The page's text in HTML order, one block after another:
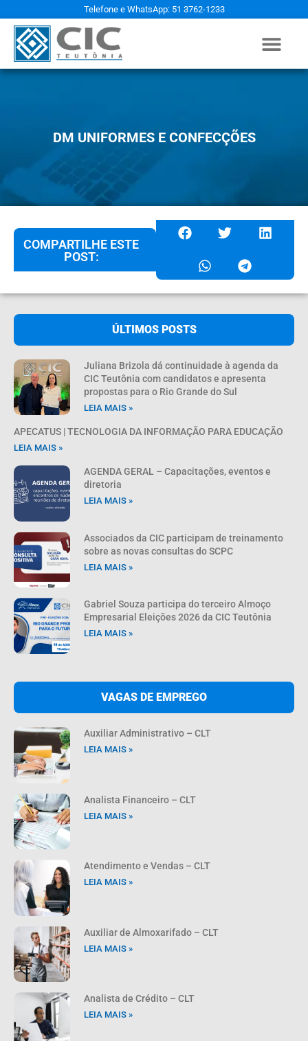
Telefone e WhatsApp: 51 3762-1233
DM UNIFORMES E CONFECÇÕES
COMPARTILHE ESTE
POST:
ÚLTIMOS POSTS
Juliana Brizola dá continuidade à agenda da
CIC Teutônia com candidatos e apresenta
propostas para o Rio Grande do Sul
LEIA MAIS »
APECATUS | TECNOLOGIA DA INFORMAÇÃO PARA EDUCAÇÃO
LEIA MAIS »
AGENDA GERAL – Capacitações, eventos e
diretoria
LEIA MAIS »
Associados da CIC participam de treinamento
sobre as novas consultas do SCPC
LEIA MAIS »
Gabriel Souza participa do terceiro Almoço
Empresarial Eleições 2026 da CIC Teutônia
LEIA MAIS »
VAGAS DE EMPREGO
Auxiliar Administrativo – CLT
LEIA MAIS »
Analista Financeiro – CLT
LEIA MAIS »
Atendimento e Vendas – CLT
LEIA MAIS »
Auxiliar de Almoxarifado – CLT
LEIA MAIS »
Analista de Crédito – CLT
LEIA MAIS »